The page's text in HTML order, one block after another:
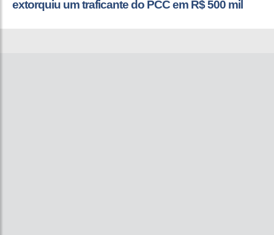
extorquiu um traficante do PCC em R$ 500 mil